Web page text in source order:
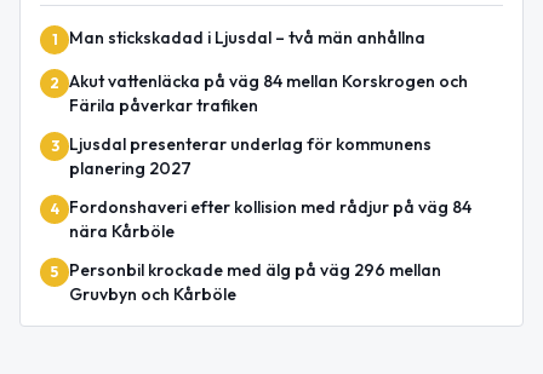
1 Man stickskadad i Ljusdal – två män anhållna
2 Akut vattenläcka på väg 84 mellan Korskrogen och
Färila påverkar trafiken
3
Ljusdal presenterar underlag för kommunens
planering 2027
4
Fordonshaveri efter kollision med rådjur på väg 84
nära Kårböle
5
Personbil krockade med älg på väg 296 mellan
Gruvbyn och Kårböle